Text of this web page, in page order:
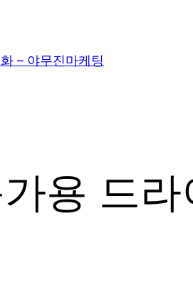
– 야무진마케팅
용 드